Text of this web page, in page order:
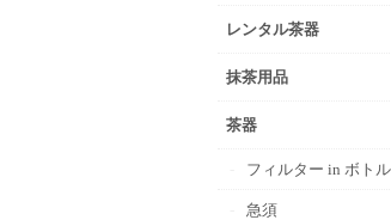
レンタル茶器
抹茶用品
茶器
フィルター in ボトル
急須